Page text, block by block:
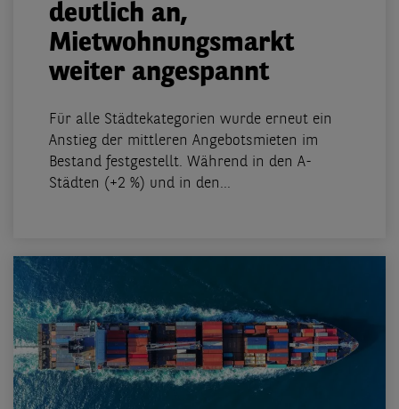
deutlich an,
Mietwohnungsmarkt
weiter angespannt
Für alle Städtekategorien wurde erneut ein
Anstieg der mittleren Angebotsmieten im
Bestand festgestellt. Während in den A-
Städten (+2 %) und in den...